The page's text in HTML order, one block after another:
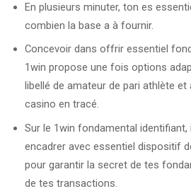
En plusieurs minuter, ton es
combien la base a à fournir.
Concevoir dans offrir essentiel
1win propose une fois options
libellé de amateur de pari athlète
casino en tracé.
Sur le 1win fondamental
encadrer avec essentiel dispositif
pour garantir la secret de tes
de tes transactions.